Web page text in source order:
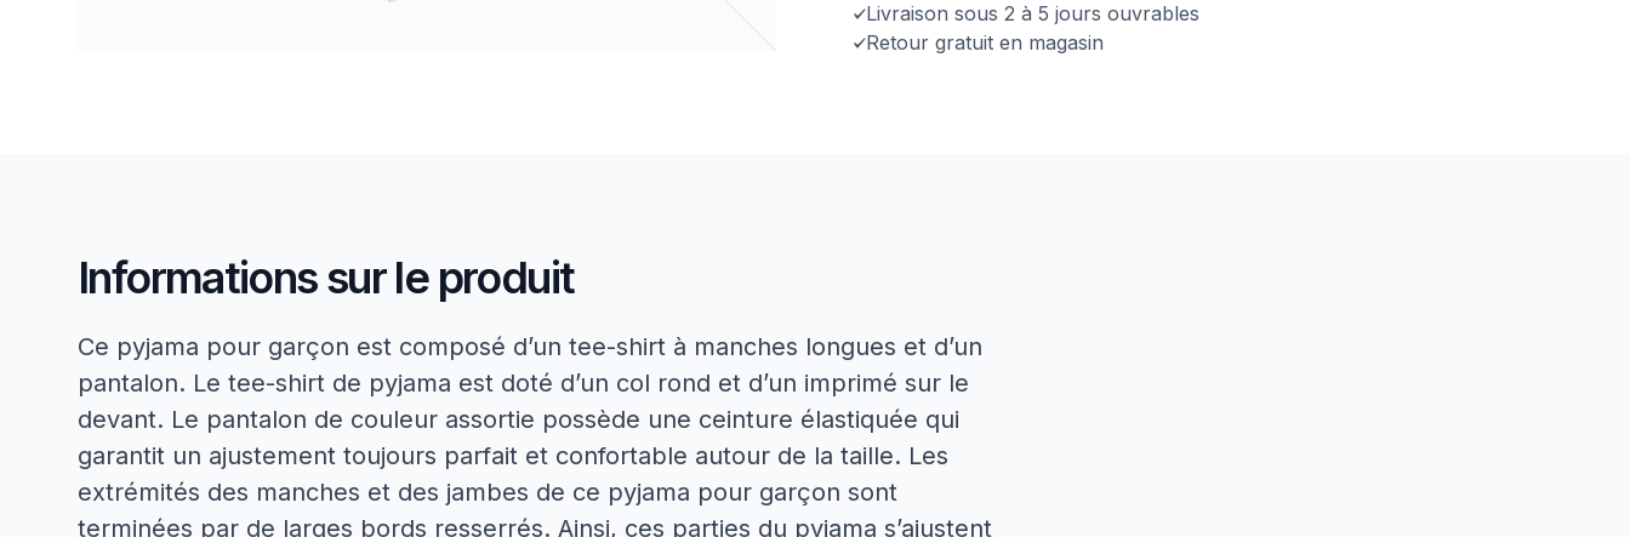
Livraison sous 2 à 5 jours ouvrables
Retour gratuit en magasin
Informations sur le produit
Ce pyjama pour garçon est composé d’un tee-shirt à manches longues et d’un
pantalon. Le tee-shirt de pyjama est doté d’un col rond et d’un imprimé sur le
devant. Le pantalon de couleur assortie possède une ceinture élastiquée qui
garantit un ajustement toujours parfait et confortable autour de la taille. Les
extrémités des manches et des jambes de ce pyjama pour garçon sont
terminées par de larges bords resserrés. Ainsi, ces parties du pyjama s’ajustent